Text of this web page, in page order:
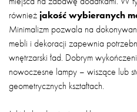
równieżjakość wybieranych
Minimalizm pozwala na
mebli i dekoracji zapewnia
wnętrzarski ład. Dobrym
nowoczesne lampy – wiszące lub
geometrycznych kształtach.